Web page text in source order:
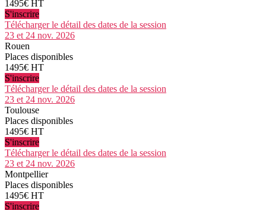
1495€ HT
S'inscrire
Télécharger le détail des dates de la session
23 et 24 nov. 2026
Rouen
Places disponibles
1495€ HT
S'inscrire
Télécharger le détail des dates de la session
23 et 24 nov. 2026
Toulouse
Places disponibles
1495€ HT
S'inscrire
Télécharger le détail des dates de la session
23 et 24 nov. 2026
Montpellier
Places disponibles
1495€ HT
S'inscrire